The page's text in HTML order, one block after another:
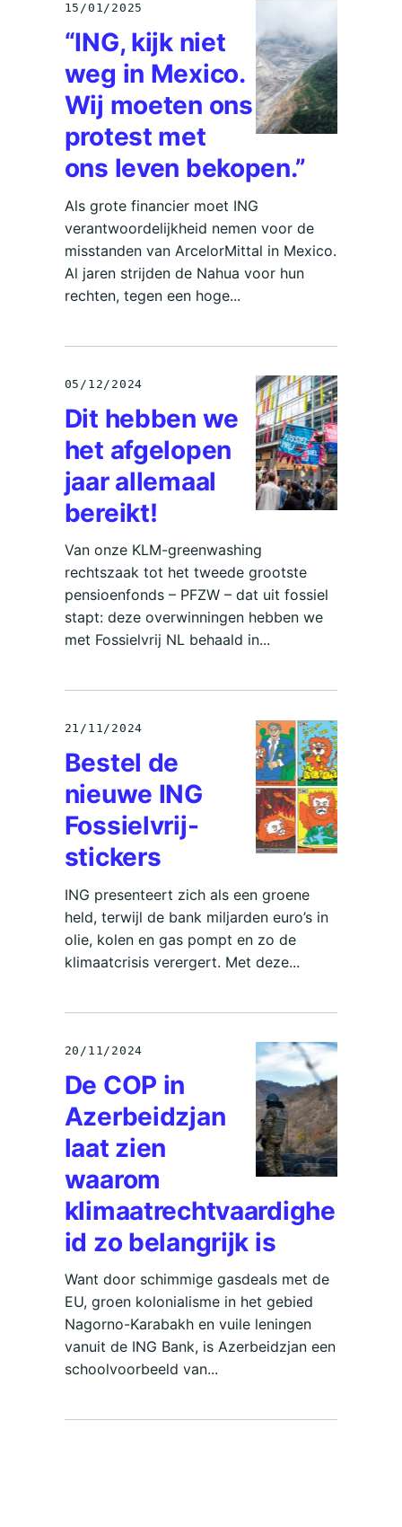
15/01/2025
“ING, kijk niet
weg in Mexico.
Wij moeten ons
protest met
ons leven bekopen.”
Als grote financier moet ING
verantwoordelijkheid nemen voor de
misstanden van ArcelorMittal in Mexico.
Al jaren strijden de Nahua voor hun
rechten, tegen een hoge...
05/12/2024
Dit hebben we
het afgelopen
jaar allemaal
bereikt!
Van onze KLM-greenwashing
rechtszaak tot het tweede grootste
pensioenfonds – PFZW – dat uit fossiel
stapt: deze overwinningen hebben we
met Fossielvrij NL behaald in...
21/11/2024
Bestel de
nieuwe ING
Fossielvrij-
stickers
ING presenteert zich als een groene
held, terwijl de bank miljarden euro’s in
olie, kolen en gas pompt en zo de
klimaatcrisis verergert. Met deze...
20/11/2024
De COP in
Azerbeidzjan
laat zien
waarom
klimaatrechtvaardighe
id zo belangrijk is
Want door schimmige gasdeals met de
EU, groen kolonialisme in het gebied
Nagorno-Karabakh en vuile leningen
vanuit de ING Bank, is Azerbeidzjan een
schoolvoorbeeld van...